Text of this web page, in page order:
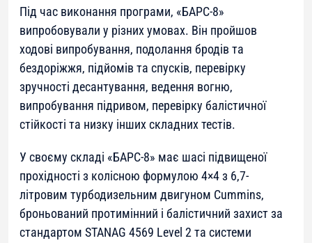
Під час виконання програми, «БАРС-8»
випробовували у різних умовах. Він пройшов
ходові випробування, подолання бродів та
бездоріжжя, підйомів та спусків, перевірку
зручності десантування, ведення вогню,
випробування підривом, перевірку балістичної
стійкості та низку інших складних тестів.
У своєму складі «БАРС-8» має шасі підвищеної
прохідності з колісною формулою 4×4 з 6,7-
літровим турбодизельним двигуном Cummins,
броньований протимінний і балістичний захист за
стандартом STANAG 4569 Level 2 та системи